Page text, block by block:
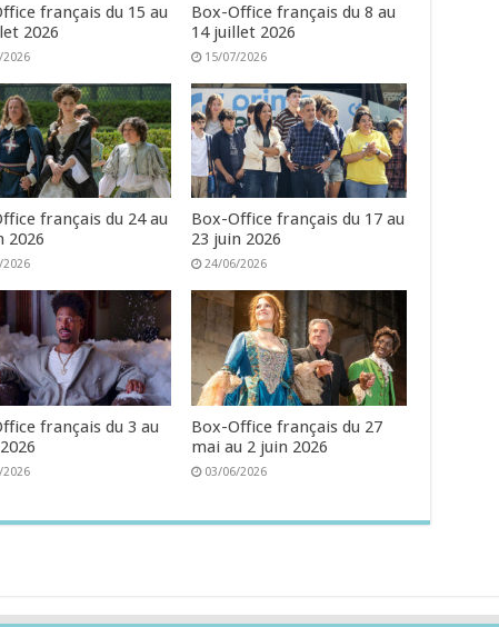
français du 15 au
2026
2026
Box-Office français du 8 au
14 juillet 2026
15/07/2026
français du 24 au
2026
2026
Box-Office français du 17 au
23 juin 2026
24/06/2026
français du 3 au
2026
Box-Office français du 27
mai au 2 juin 2026
03/06/2026